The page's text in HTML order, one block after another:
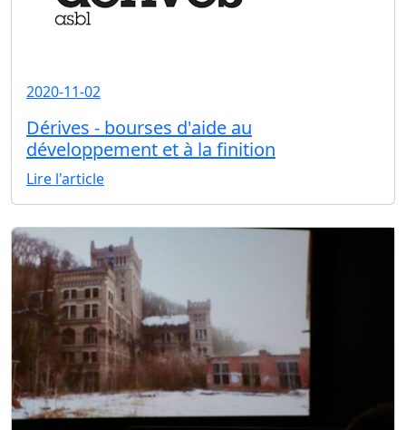
2020-11-02
Dérives - bourses d'aide au
développement et à la finition
Lire l'article